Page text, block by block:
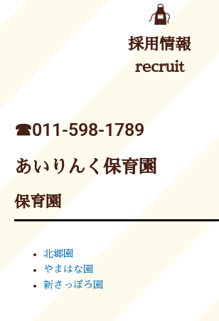
採用情報
recruit
☎︎011-598-1789
あいりんく保育園
保育園
北郷園
やまはな園
新さっぽろ園